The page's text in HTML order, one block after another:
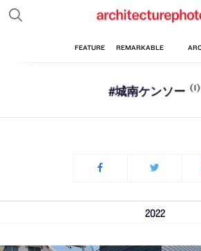
#城南ケンソー (1)
2022